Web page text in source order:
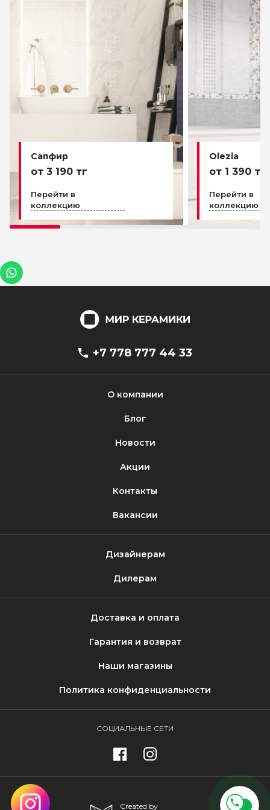
Сапфир
от 3 190 тг
Перейти в
коллекцию
Olezia
от 1 390 тг
Перейти в
коллекцию
+7 778 777 44 33
О компании
Блог
Новости
Акции
Контакты
Вакансии
Дизайнерам
Дилерам
Доставка и оплата
Гарантия и возврат
Наши магазины
Политика конфиденциальности
СОЦИАЛЬНЫЕ СЕТИ
Created by